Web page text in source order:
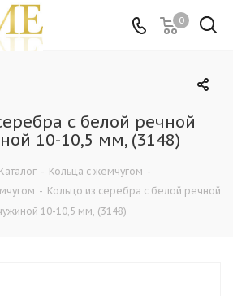
0
с белой речной
10-10,5 мм, (3148)
Каталог - Кольца c жемчугом -
- Кольцо из серебра с белой речной
10-10,5 мм, (3148)